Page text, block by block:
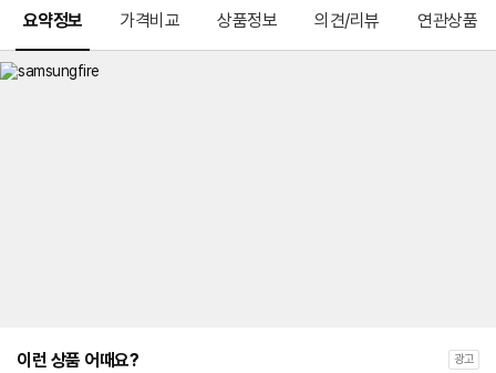
요약정보 가격비교 상품정보 의견/리뷰 연관상품
이런 상품 어때요? 광고